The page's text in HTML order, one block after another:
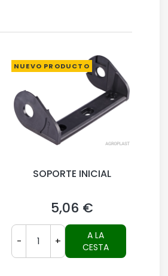
NUEVO PRODUCTO
SOPORTE INICIAL
Precio
5,06 €
- +
A LA
CESTA